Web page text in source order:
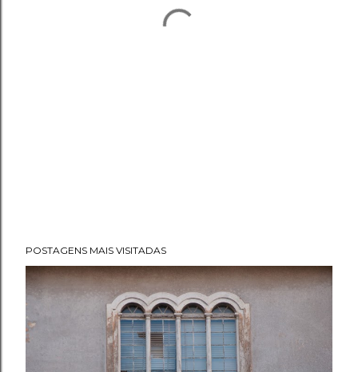
POSTAGENS MAIS VISITADAS